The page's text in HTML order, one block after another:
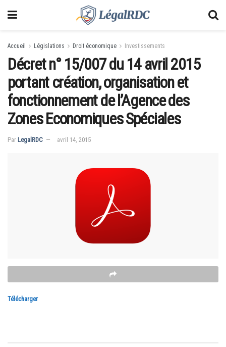
Accueil Législations Droit économique Investissements
Décret n° 15/007 du 14 avril 2015
portant création, organisation et
fonctionnement de l’Agence des
Zones Economiques Spéciales
Par LegalRDC avril 14, 2015
Télécharger